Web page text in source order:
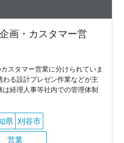
画・カスタマー営
スタマー営業に分けられていま
る設計プレゼン作業などが主
経理人事等社内での管理体制
県 刈谷市
営業